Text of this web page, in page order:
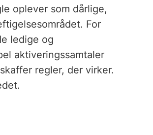
oplever som dårlige,
For
ledige og
aktiveringssamtaler
regler, der virker.